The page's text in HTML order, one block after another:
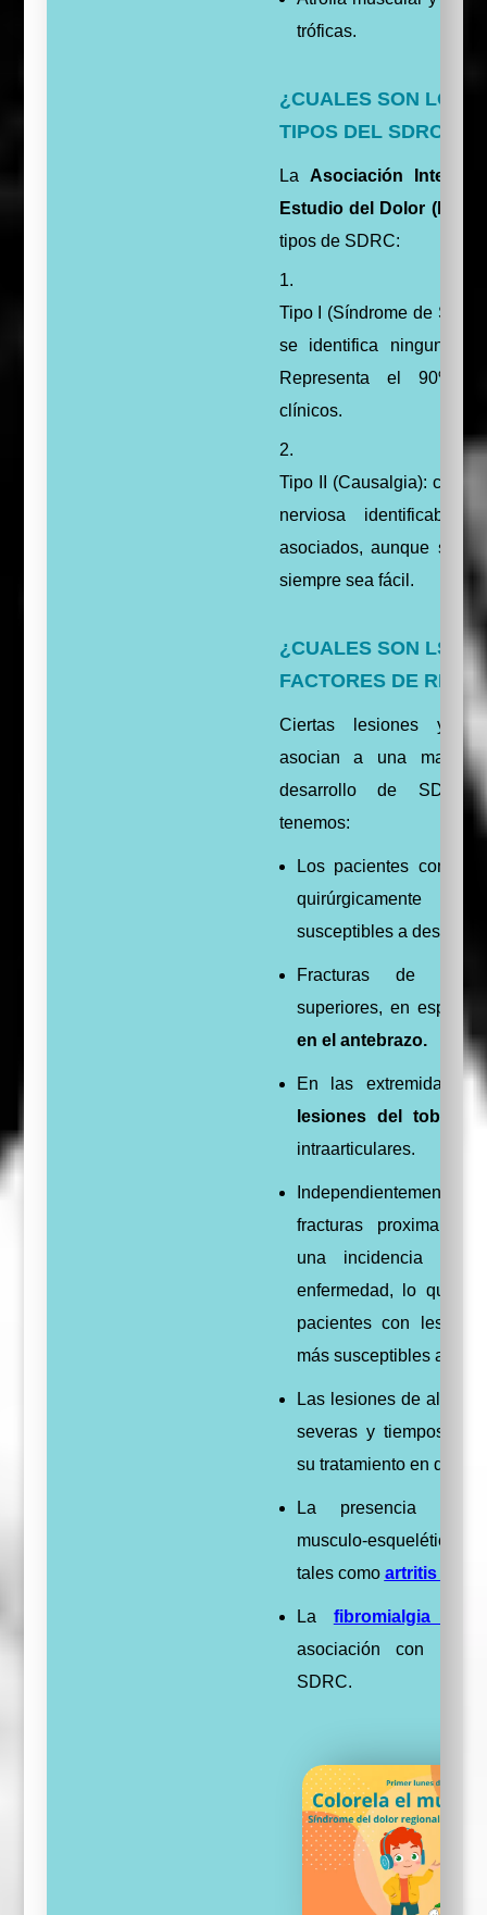
tróficas.
¿CUALES SON LOS
TIPOS DEL SDRC?
La Asociación
Estudio del Dolor (IAPS)
tipos de SDRC:
Tipo I (Síndrome de
se identifica ninguna
Representa el 90%
clínicos.
Tipo II (Causalgia):
nerviosa identificable
asociados, aunque su
siempre sea fácil.
¿CUALES SON LSO
FACTORES DE
Ciertas lesiones y
asocian a una mayor
desarrollo de
tenemos:
Los pacientes con
quirúrgicamente
susceptibles a
Fracturas de las
superiores, en
en el antebrazo.
En las extremidades
lesiones del tobillo
intraarticulares.
Independientemente
fracturas proximales
una incidencia
enfermedad, lo que
pacientes con
más susceptibles a
Las lesiones de alta
severas y tiempos
su tratamiento en
La presencia de
musculo-esqueléticas
tales como artritis
La fibromialgia
asociación con el
SDRC.